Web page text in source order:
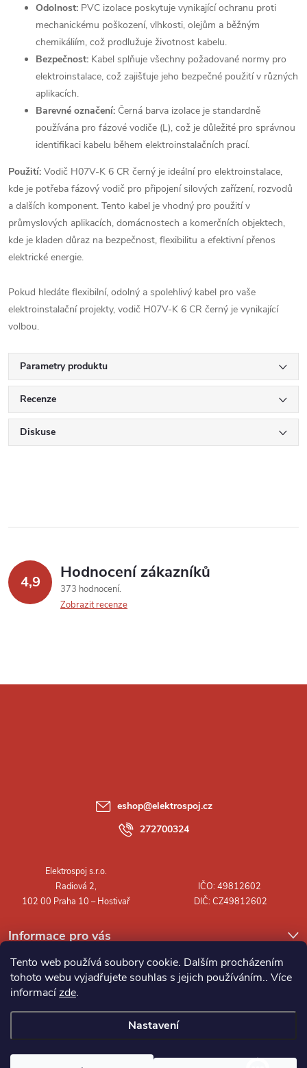
Tento web používá soubory cookie. Dalším procházením
tohoto webu vyjadřujete souhlas s jejich používáním.. Více
informacízde.
Nastavení
Odolnost: PVC izolace poskytuje vynikající ochranu proti
mechanickému poškození, vlhkosti, olejům a běžným
chemikáliím, což prodlužuje životnost kabelu.
Bezpečnost: Kabel splňuje všechny požadované normy pro
elektroinstalace, což zajišťuje jeho bezpečné použití v různých
aplikacích.
Barevné označení: Černá barva izolace je standardně
používána pro fázové vodiče (L), což je důležité pro správnou
identifikaci kabelu během elektroinstalačních prací.
Použití: Vodič H07V-K 6 CR černý je ideální pro elektroinstalace,
kde je potřeba fázový vodič pro připojení silových zařízení, rozvodů
a dalších komponent. Tento kabel je vhodný pro použití v
průmyslových aplikacích, domácnostech a komerčních objektech,
kde je kladen důraz na bezpečnost, flexibilitu a efektivní přenos
elektrické energie.
Pokud hledáte flexibilní, odolný a spolehlivý kabel pro vaše
elektroinstalační projekty, vodič H07V-K 6 CR černý je vynikající
volbou.
Parametry produktu
Recenze
Diskuse
4,9 Hodnocení zákazníků
373 hodnocení
Zobrazit recenze
Informace pro vás
eshop@elektrospoj.cz
272700324
Elektrospoj s.r.o.. Všechna práva vyhrazena.